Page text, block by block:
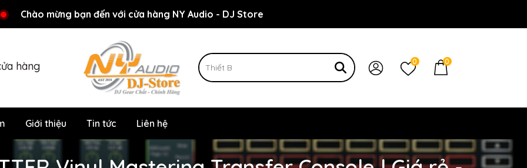
Chào mừng bạn đến với cửa hàng NY Audio - DJ Store
Rất nhiều ưu đãi và chương trình khuyến mãi đang chờ đợi bạn
hàng 0 0
Giới thiệu Tin tức Liên hệ